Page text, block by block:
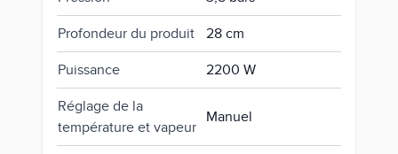
Profondeur du produit 28 cm
Puissance 2200 W
Réglage de la
température et vapeur
Manuel